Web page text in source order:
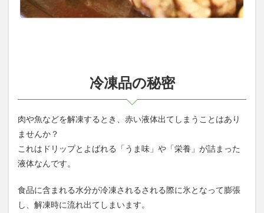
冷凍品の秘密
肉や魚などを解凍するとき、赤い液体出てしまうことはあり
ませんか？
これはドリップとよばれる「うま味」や「栄養」が詰まった
液体なんです。
食品に含まれる水分が冷凍されるされる際に氷となって膨張
し、解凍時に流れ出てしまいます。